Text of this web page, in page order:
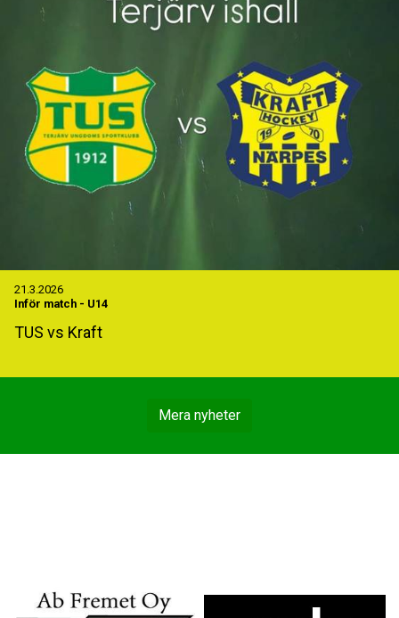
21.3.2026
Inför match - U14
TUS vs Kraft
Mera nyheter